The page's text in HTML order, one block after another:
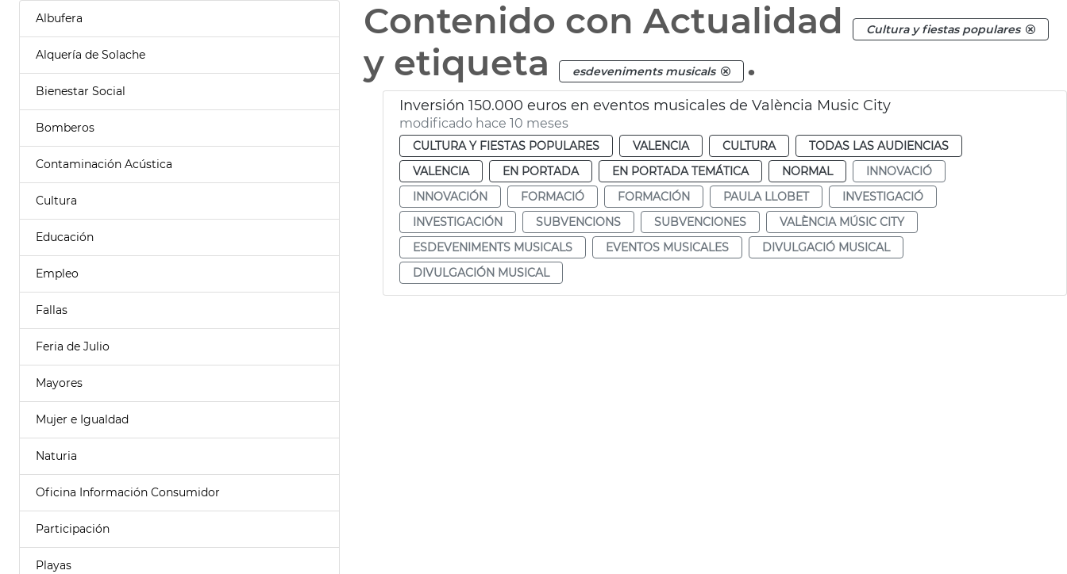
Albufera
Alquería de Solache
Bienestar Social
Bomberos
Contaminación Acústica
Cultura
Educación
Empleo
Fallas
Feria de Julio
Mayores
Mujer e Igualdad
Naturia
Oficina Información Consumidor
Participación
Playas
Contenido con Actualidad Cultura y fiestas populares
y etiqueta esdeveniments musicals .
Inversión 150.000 euros en eventos musicales de València Music City
modificado hace 10 meses
CULTURA Y FIESTAS POPULARES VALENCIA CULTURA
TODAS LAS AUDIENCIAS
VALENCIA
EN PORTADA EN PORTADA TEMÁTICA NORMAL
INNOVACIÓ
INNOVACIÓN
FORMACIÓ FORMACIÓN PAULA LLOBET
INVESTIGACIÓ
INVESTIGACIÓN
SUBVENCIONS SUBVENCIONES
VALÈNCIA MÚSIC CITY
ESDEVENIMENTS MUSICALS
EVENTOS MUSICALES
DIVULGACIÓ MUSICAL
DIVULGACIÓN MUSICAL